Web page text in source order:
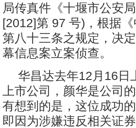
局传真件《十堰市公安
[2012]第 97 号)，根据
第八十三条之规定，决
幕信息案立案侦查。
华昌达去年12月16日
上市公司，颜华是公司
有想到的是，这位成功
即因为涉嫌违反相关证